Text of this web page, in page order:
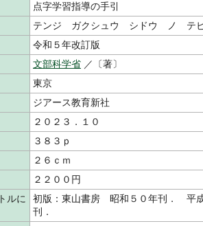
点字学習指導の手引
テンジ ガクシュウ シドウ ノ テ
令和５年改訂版
文部科学省 ／〔著〕
東京
ジアース教育新社
２０２３．１０
３８３ｐ
２６ｃｍ
２２００円
ルに
初版：東山書房 昭和５０年刊． 平
刊．